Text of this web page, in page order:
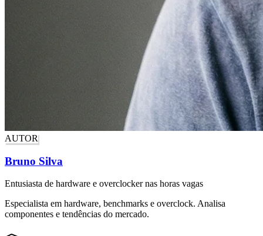
AUTOR
Bruno Silva
Entusiasta de hardware e overclocker nas horas vagas
Especialista em hardware, benchmarks e overclock. Analisa
componentes e tendências do mercado.